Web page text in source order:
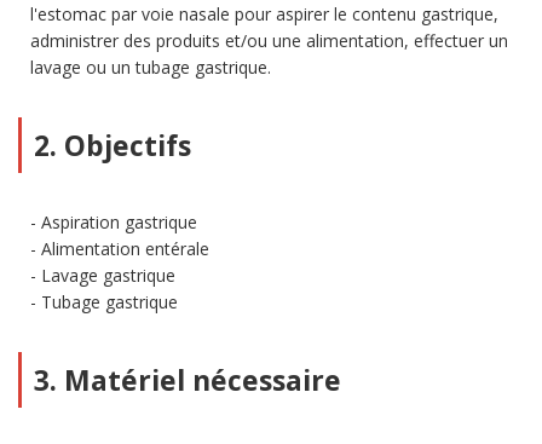
l'estomac par voie nasale pour aspirer le contenu gastrique,
administrer des produits et/ou une alimentation, effectuer un
lavage ou un tubage gastrique.
2. Objectifs
Aspiration gastrique
Alimentation entérale
Lavage gastrique
Tubage gastrique
3. Matériel nécessaire